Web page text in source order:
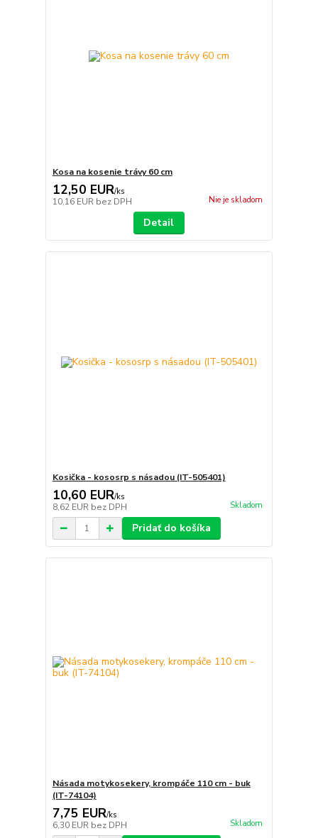
Kosa na kosenie trávy 60 cm
12,50 EUR/ks
10,16 EUR bez DPH Nie je skladom
Detail
Kosička - kososrp s násadou (IT-505401)
10,60 EUR/ks
8,62 EUR bez DPH Skladom
Pridať do košíka
Násada motykosekery, krompáče 110 cm - buk
(IT-74104)
7,75 EUR/ks
6,30 EUR bez DPH Skladom